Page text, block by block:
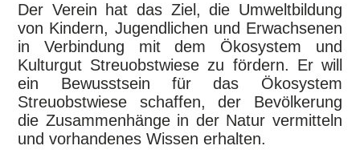
Der Verein hat das Ziel, die Umweltbildung
von Kindern, Jugendlichen und Erwachsenen
in Verbindung mit dem Ökosystem und
Kulturgut Streuobstwiese zu fördern. Er will
ein Bewusstsein für das Ökosystem
Streuobstwiese schaffen, der Bevölkerung
die Zusammenhänge in der Natur vermitteln
und vorhandenes Wissen erhalten.